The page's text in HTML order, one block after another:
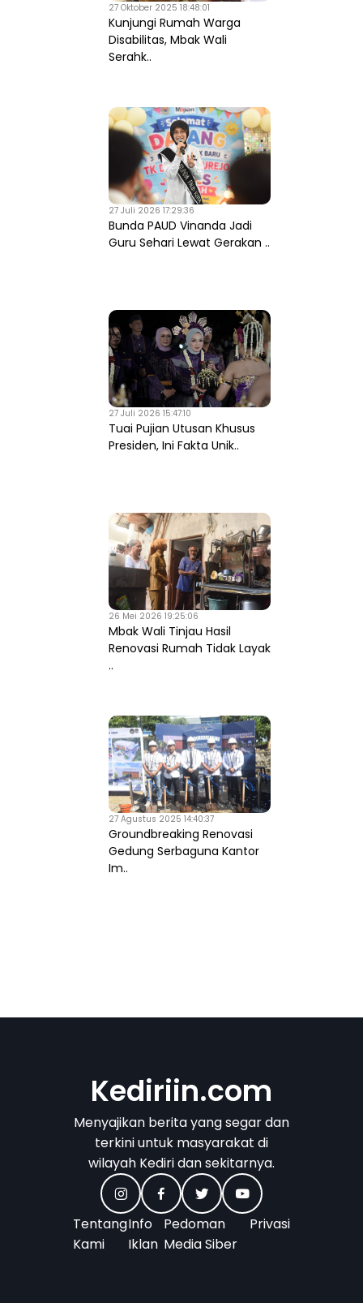
27 Oktober 2025 18:48:01
Kunjungi Rumah Warga
Disabilitas, Mbak Wali
Serahk..
27 Juli 2026 17:29:36
Bunda PAUD Vinanda Jadi
Guru Sehari Lewat Gerakan ..
27 Juli 2026 15:47:10
Tuai Pujian Utusan Khusus
Presiden, Ini Fakta Unik..
26 Mei 2026 19:25:06
Mbak Wali Tinjau Hasil
Renovasi Rumah Tidak Layak
..
27 Agustus 2025 14:40:37
Groundbreaking Renovasi
Gedung Serbaguna Kantor
Im..
Kediriin.com
Menyajikan berita yang segar dan
terkini untuk masyarakat di
wilayah Kediri dan sekitarnya.
Tentang
Kami
Info
Iklan
Pedoman
Media Siber
Privasi